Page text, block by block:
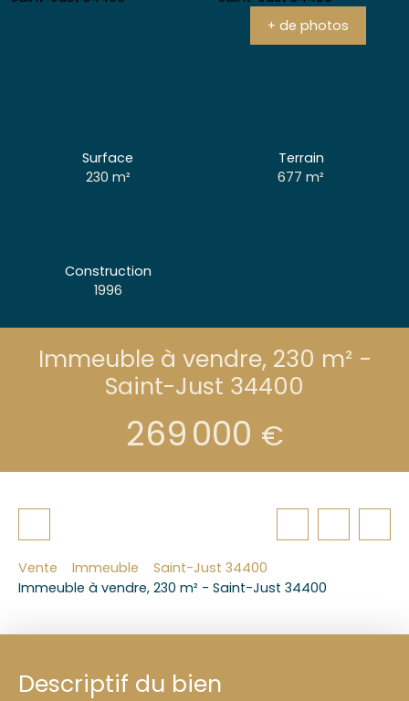
+ de photos
Surface
230 m²
Terrain
677m²
Construction
1996
Immeuble à vendre, 230 m² -
Saint-Just 34400
269 000 €
Vente Immeuble
Saint-Just 34400
Immeuble à vendre, 230 m² - Saint-Just 34400
Descriptif du bien